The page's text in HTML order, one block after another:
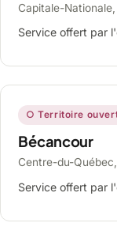
Capitale-Nationale,
Service offert par
○ Territoire
Bécancour
Centre-du-Québec,
Service offert par